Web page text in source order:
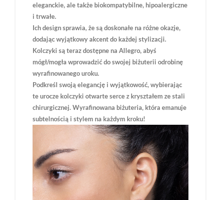
eleganckie, ale także biokompatybilne, hipoalergiczne
i trwałe.
Ich design sprawia, że są doskonałe na różne okazje,
dodając wyjątkowy akcent do każdej stylizacji.
Kolczyki są teraz dostępne na Allegro, abyś
mógł/mogła wprowadzić do swojej biżuterii odrobinę
wyrafinowanego uroku.
Podkreśl swoją elegancję i wyjątkowość, wybierając
te urocze kolczyki otwarte serce z kryształem ze stali
chirurgicznej. Wyrafinowana biżuteria, która emanuje
subtelnością i stylem na każdym kroku!